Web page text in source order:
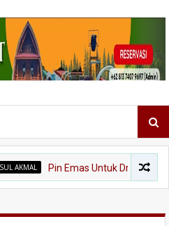
Pin Emas Untuk Dr. Syamsul Akmal,